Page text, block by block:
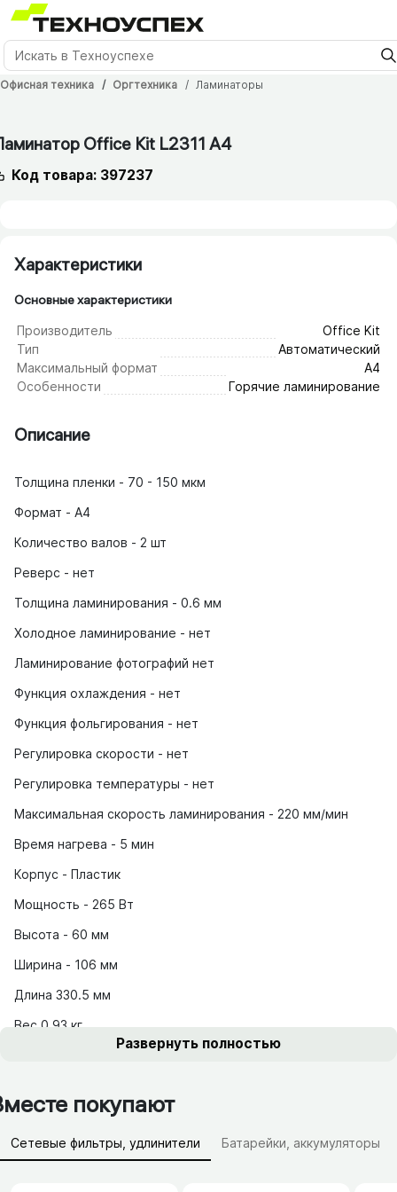
Офисная техника Оргтехника Ламинаторы
Office Kit L2311 A4
Код товара: 397237
Характеристики
Основные характеристики
Производитель
Office Kit
Тип
Автоматический
Максимальный формат
А4
Особенности
Горячие ламинирование
Описание
Толщина пленки - 70 - 150 мкм
Формат - A4
Количество валов - 2 шт
Реверс - нет
Толщина ламинирования - 0.6 мм
Холодное ламинирование - нет
Ламинирование фотографий нет
Функция охлаждения - нет
Функция фольгирования - нет
Регулировка скорости - нет
Регулировка температуры - нет
Максимальная скорость ламинирования - 220 мм/мин
Время нагрева - 5 мин
Корпус - Пластик
Мощность - 265 Вт
Высота - 60 мм
Ширина - 106 мм
Длина 330.5 мм
Вес 0.93 кг
Развернуть полностью
покупают
Сетевые фильтры, удлинители Батарейки, аккумуляторы